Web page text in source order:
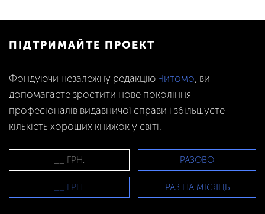
ПІДТРИМАЙТЕ ПРОЕКТ
Фондуючи незалежну редакцію Читомо , ви
допомагаєте зростити нове покоління
професіоналів видавничої справи і збільшуєте
кількість хороших книжок у світі.
РАЗОВО
РАЗ НА МІСЯЦЬ